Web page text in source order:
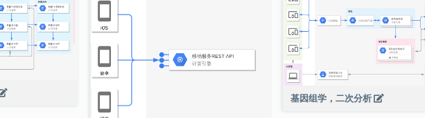
基因组学，二次分析